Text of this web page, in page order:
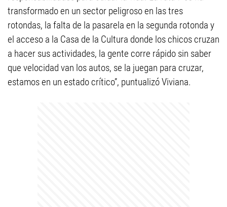
transformado en un sector peligroso en las tres
rotondas, la falta de la pasarela en la segunda rotonda y
el acceso a la Casa de la Cultura donde los chicos cruzan
a hacer sus actividades, la gente corre rápido sin saber
que velocidad van los autos, se la juegan para cruzar,
estamos en un estado crítico”, puntualizó Viviana.